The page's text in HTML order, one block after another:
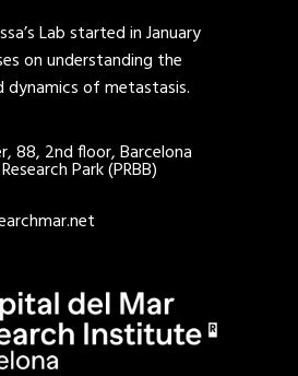
Lab started in January
on understanding the
dynamics of metastasis.
88, 2nd floor, Barcelona
Park (PRBB)